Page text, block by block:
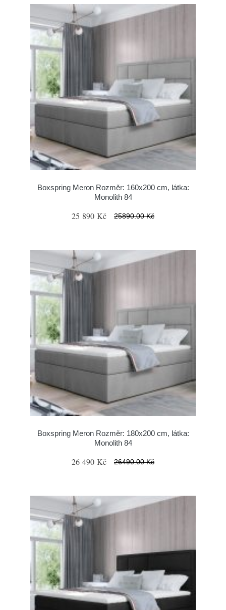
Boxspring Meron Rozměr: 160x200 cm, látka:
Monolith 84
25 890 Kč 25890.00 Kč
Boxspring Meron Rozměr: 180x200 cm, látka:
Monolith 84
26 490 Kč 26490.00 Kč